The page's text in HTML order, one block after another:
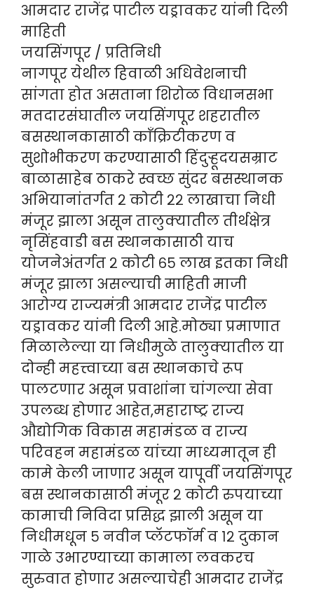
आमदार राजेंद्र पाटील यड्रावकर यांनी दिली
माहिती
जयसिंगपूर / प्रतिनिधी
नागपूर येथील हिवाळी अधिवेशनाची
सांगता होत असताना शिरोळ विधानसभा
मतदारसंघातील जयसिंगपूर शहरातील
बसस्थानकासाठी काँक्रिटीकरण व
सुशोभीकरण करण्यासाठी हिंदुऱ्हूदयसम्राट
बाळासाहेब ठाकरे स्वच्छ सुंदर बसस्थानक
अभियानांतर्गत २ कोटी २२ लाखाचा निधी
मंजूर झाला असून तालुक्यातील तीर्थक्षेत्र
नृसिंहवाडी बस स्थानकासाठी याच
योजनेअंतर्गत २ कोटी ६५ लाख इतका निधी
मंजूर झाला असल्याची माहिती माजी
आरोग्य राज्यमंत्री आमदार राजेंद्र पाटील
यड्रावकर यांनी दिली आहे.मोठ्या प्रमाणात
मिळालेल्या या निधीमुळे तालुक्यातील या
दोन्ही महत्त्वाच्या बस स्थानकाचे रूप
पालटणार असून प्रवाशांना चांगल्या सेवा
उपलब्ध होणार आहेत,महाराष्ट्र राज्य
औद्योगिक विकास महामंडळ व राज्य
परिवहन महामंडळ यांच्या माध्यमातून ही
कामे केली जाणार असून यापूर्वी जयसिंगपूर
बस स्थानकासाठी मंजूर २ कोटी रुपयाच्या
कामाची निविदा प्रसिद्ध झाली असून या
निधीमधून ५ नवीन प्लॅटफॉर्म व १२ दुकान
गाळे उभारण्याच्या कामाला लवकरच
सुरुवात होणार असल्याचेही आमदार राजेंद्र